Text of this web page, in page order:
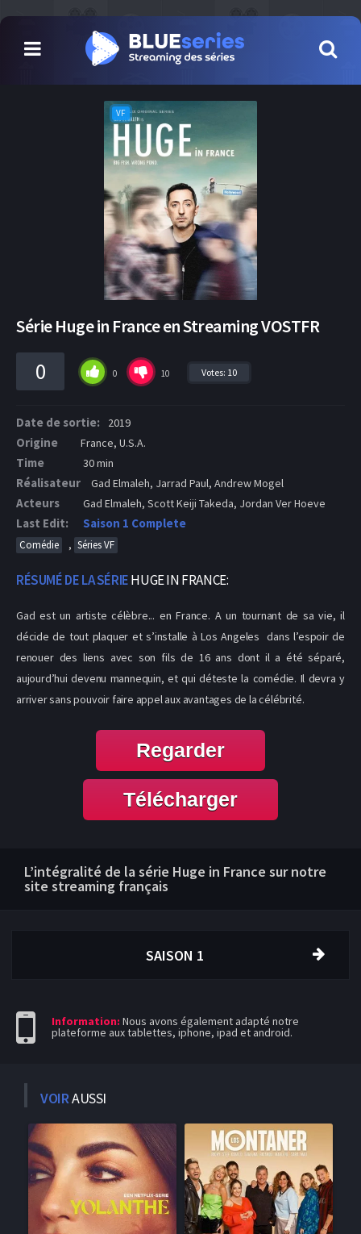
VF
Série Huge in France en Streaming VOSTFR
0 0 10 Votes: 10
Date de sortie: 2019
Origine France, U.S.A.
Time 30 min
Réalisateur Gad Elmaleh, Jarrad Paul, Andrew Mogel
Acteurs Gad Elmaleh, Scott Keiji Takeda, Jordan Ver Hoeve
Last Edit: Saison 1 Complete
Comédie , Séries VF
RÉSUMÉ DE LA SÉRIEHUGE IN FRANCE:
Gad est un artiste célèbre... en France. A un tournant de sa vie, il
décide de tout plaquer et s’installe à Los Angeles dans l’espoir de
renouer des liens avec son fils de 16 ans dont il a été séparé,
aujourd’hui devenu mannequin, et qui déteste la comédie. Il devra y
arriver sans pouvoir faire appel aux avantages de la célébrité.
Regarder
Télécharger
L’intégralité de la série Huge in France sur notre
site streaming français
SAISON 1
Information: Nous avons également adapté notre
plateforme aux tablettes, iphone, ipad et android.
VOIRAUSSI